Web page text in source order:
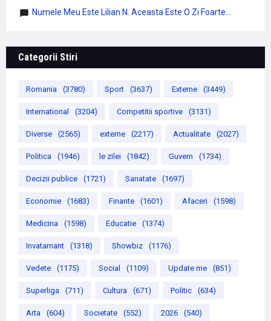
Numele Meu Este Lilian N. Aceasta Este O Zi Foarte...
Categorii Stiri
Romania (3780) Sport (3637) Externe (3449)
International (3204) Competitii sportive (3131)
Diverse (2565) externe (2217) Actualitate (2027)
Politica (1946) le zilei (1842) Guvern (1734)
Decizii publice (1721) Sanatate (1697)
Economie (1683) Finante (1601) Afaceri (1598)
Medicina (1598) Educatie (1374)
Invatamant (1318) Showbiz (1176)
Vedete (1175) Social (1109) Update me (851)
Superliga (711) Cultura (671) Politic (634)
Arta (604) Societate (552) 2026 (540)